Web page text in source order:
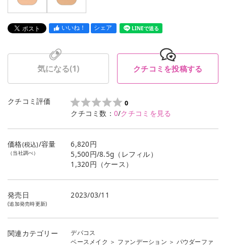
いいね！ シェア LINEで送る
気になる(1) クチコミを投稿する
クチコミ評価 0
クチコミ数： 0/クチコミを見る
価格(税込)/容量
（当社調べ）
6,820円
5,500円/8.5g（レフィル）
1,320円（ケース）
発売日
(追加発売時更新)
2023/03/11
関連カテゴリー
デパコス
ベースメイク ＞ ファンデーション ＞ パウダーファ